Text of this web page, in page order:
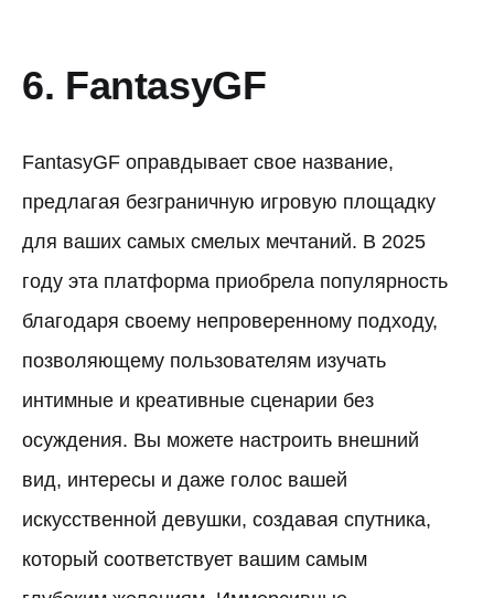
6. FantasyGF
FantasyGF оправдывает свое название,
предлагая безграничную игровую площадку
для ваших самых смелых мечтаний. В 2025
году эта платформа приобрела популярность
благодаря своему непроверенному подходу,
позволяющему пользователям изучать
интимные и креативные сценарии без
осуждения. Вы можете настроить внешний
вид, интересы и даже голос вашей
искусственной девушки, создавая спутника,
который соответствует вашим самым